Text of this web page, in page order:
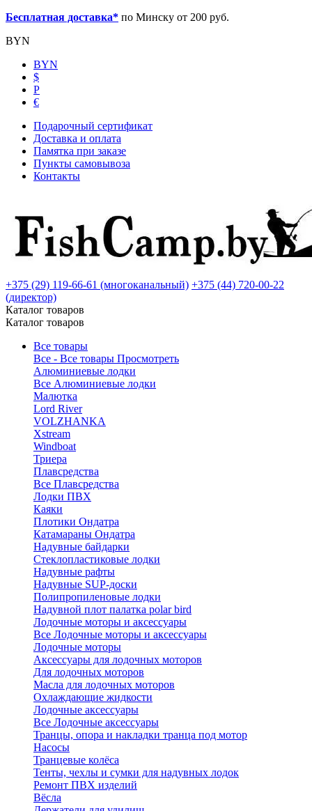
Бесплатная доставка* по Минску от 200 руб.
BYN
BYN
$
Р
€
Подарочный сертификат
Доставка и оплата
Памятка при заказе
Пункты самовывоза
Контакты
+375 (29) 119-66-61 (многоканальный) +375 (44) 720-00-22
(директор)
Каталог товаров
Каталог товаров
Все товары
Все - Все товары Просмотреть
Алюминиевые лодки
Все Алюминиевые лодки
Малютка
Lord River
VOLZHANKA
Xstream
Windboat
Триера
Плавсредства
Все Плавсредства
Лодки ПВХ
Каяки
Плотики Ондатра
Катамараны Ондатра
Надувные байдарки
Стеклопластиковые лодки
Надувные рафты
Надувные SUP-доски
Полипропиленовые лодки
Надувной плот палатка polar bird
Лодочные моторы и аксессуары
Все Лодочные моторы и аксессуары
Лодочные моторы
Аксессуары для лодочных моторов
Для лодочных моторов
Масла для лодочных моторов
Охлаждающие жидкости
Лодочные аксессуары
Все Лодочные аксессуары
Транцы, опора и накладки транца под мотор
Насосы
Транцевые колёса
Тенты, чехлы и сумки для надувных лодок
Ремонт ПВХ изделий
Вёсла